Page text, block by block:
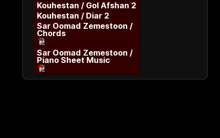
Kouhestan / Gol Afshan 2
Kouhestan / Diar 2
Sar Oomad Zemestoon /
Chords
Sar Oomad Zemestoon /
Piano Sheet Music